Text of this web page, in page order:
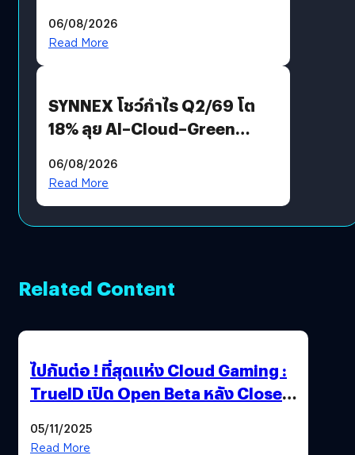
AGI
06/08/2026
Read More
SYNNEX โชว์กำไร Q2/69 โต
18% ลุย AI–Cloud–Green
Revenue เร่งเครื่อง New
ปันผล 0.10 บาท/หุ้น
06/08/2026
Read More
Related Content
ไปกันต่อ ! ที่สุดแห่ง Cloud Gaming :
TrueID เปิด Open Beta หลัง Close
Thailand Game Show 2025 ทะลุ 15
05/11/2025
Read More